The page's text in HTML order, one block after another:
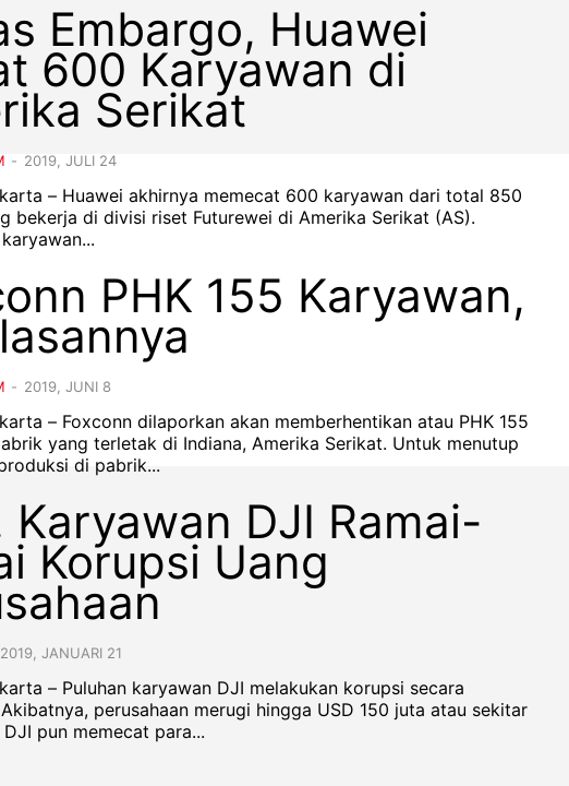
Embargo, Huawei
600 Karyawan di
Serikat
- 2019, JULI 24
– Huawei akhirnya memecat 600 karyawan dari total 850
bekerja di divisi riset Futurewei di Amerika Serikat (AS).
PHK 155 Karyawan,
- 2019, JUNI 8
– Foxconn dilaporkan akan memberhentikan atau PHK 155
yang terletak di Indiana, Amerika Serikat. Untuk menutup
di pabrik...
Karyawan DJI Ramai-
Korupsi Uang
2019, JANUARI 21
– Puluhan karyawan DJI melakukan korupsi secara
perusahaan merugi hingga USD 150 juta atau sekitar
pun memecat para...